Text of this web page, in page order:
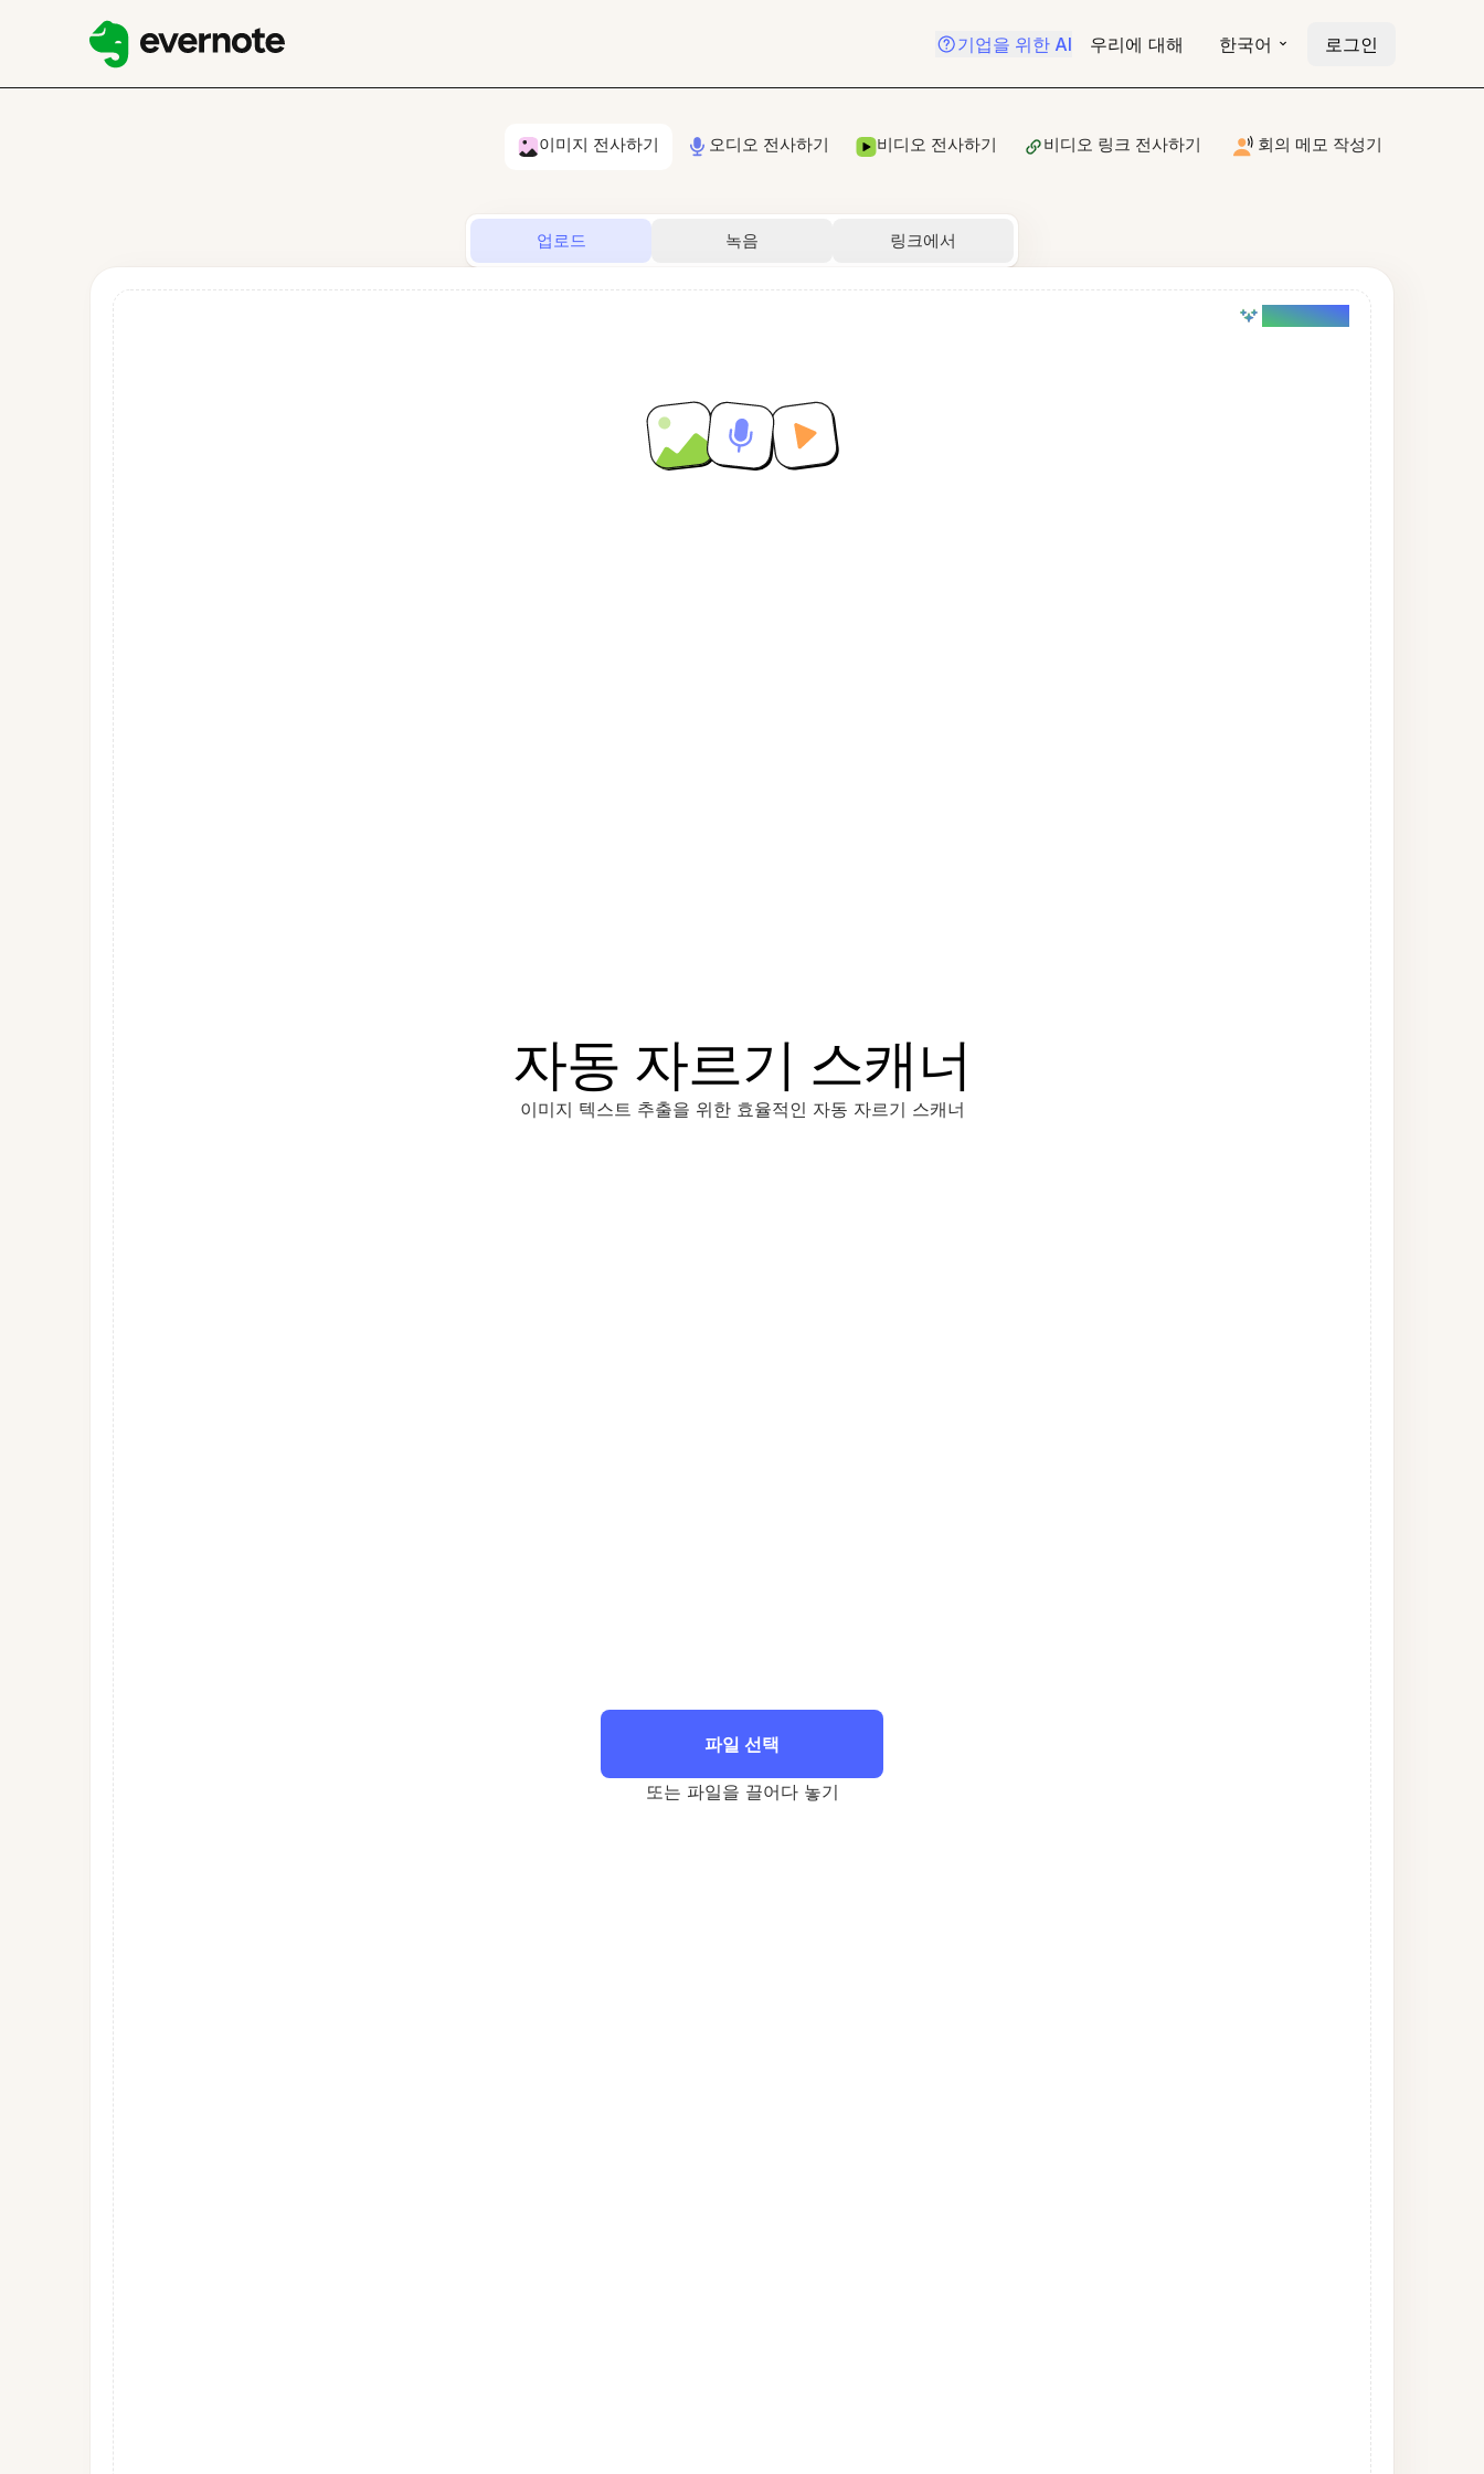
기업을 위한 AI 우리에 대해 한국어 로그인
이미지 전사하기 오디오 전사하기 비디오 전사하기 비디오 링크 전사하기 회의 메모 작성기
업로드 녹음 링크에서
AI powered
자동 자르기 스캐너
이미지 텍스트 추출을 위한 효율적인 자동 자르기 스캐너
파일 선택
또는 파일을 끌어다 놓기